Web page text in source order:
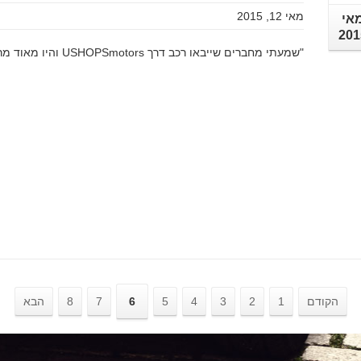
מאי 12, 2015
"שמעתי מחברים שייבאו רכב דרך USHOPSmotors והיו מאוד מרוצים
הקודם 1
2
3
4
5
6
7
8 הבא